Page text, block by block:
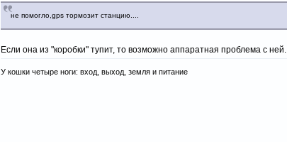
не помогло,gps тормозит станцию....
Если она из "коробки" тупит, то возможно аппаратная проблема с ней.
У кошки четыре ноги: вход, выход, земля и питание